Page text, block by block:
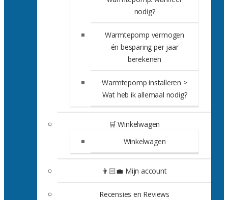
nodig?
Warmtepomp vermogen
én besparing per jaar
berekenen
Warmtepomp installeren >
Wat heb ik allemaal nodig?
🛒 Winkelwagen
Winkelwagen
👨🏻‍💼 Mijn account
Recensies en Reviews